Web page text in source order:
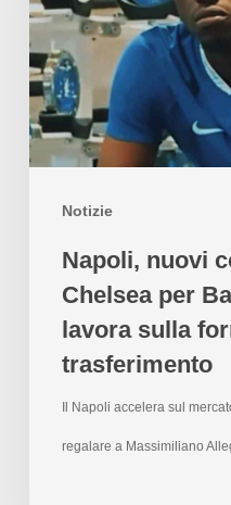
Notizie
Napoli, nuovi
Chelsea per
lavora sulla
trasferimento
Il Napoli accelera sul
regalare a Massimiliano